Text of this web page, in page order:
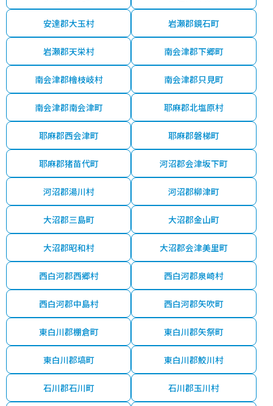
安達郡大玉村 岩瀬郡鏡石町
岩瀬郡天栄村 南会津郡下郷町
南会津郡檜枝岐村 南会津郡只見町
南会津郡南会津町 耶麻郡北塩原村
耶麻郡西会津町 耶麻郡磐梯町
耶麻郡猪苗代町 河沼郡会津坂下町
河沼郡湯川村 河沼郡柳津町
大沼郡三島町 大沼郡金山町
大沼郡昭和村 大沼郡会津美里町
西白河郡西郷村 西白河郡泉崎村
西白河郡中島村 西白河郡矢吹町
東白川郡棚倉町 東白川郡矢祭町
東白川郡塙町 東白川郡鮫川村
石川郡石川町 石川郡玉川村